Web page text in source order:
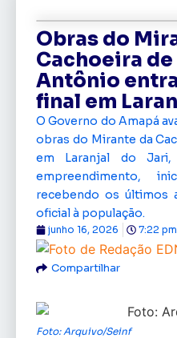
Obras do
Cachoeira
Antônio
final em
O Governo do Amapá
obras do Mirante da
em Laranjal do
empreendimento,
recebendo os últimos
oficial à população.
junho 16, 2026 7:22 pm
Compartilhar
Foto: Arquivo/Seinf